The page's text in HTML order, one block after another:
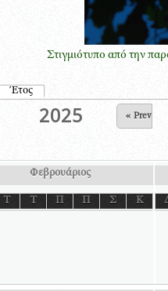
Στιγμιότυπο από την
Έτος
2025 « Prev
Φεβρουάριος
Τ Τ Π Π Σ Κ